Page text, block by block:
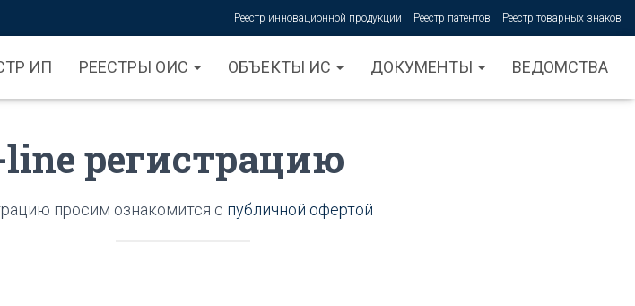
Реестр инновационной продукции Реестр патентов Реестр товарных знаков
ИП РЕЕСТРЫ ОИС ОБЪЕКТЫ ИС ДОКУМЕНТЫ ВЕДОМСТВА
регистрацию
просим ознакомится с публичной офертой